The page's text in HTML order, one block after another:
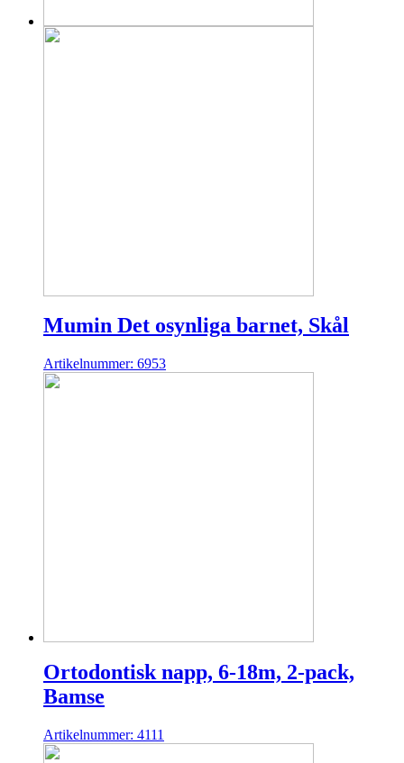
Mumin Det osynliga barnet, Skål
Artikelnummer: 6953
Ortodontisk napp, 6-18m, 2-pack,
Bamse
Artikelnummer: 4111